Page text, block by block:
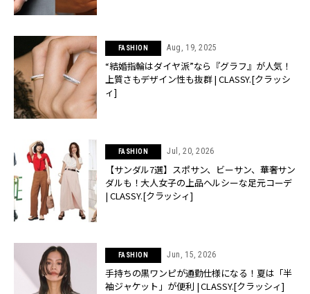
FASHION Aug, 19, 2025
“結婚指輪はダイヤ派”なら『グラフ』が人気！
上質さもデザイン性も抜群 | CLASSY.[クラッシ
ィ]
FASHION Jul, 20, 2026
【サンダル7選】スポサン、ビーサン、華奢サン
ダルも！大人女子の上品ヘルシーな足元コーデ
| CLASSY.[クラッシィ]
FASHION Jun, 15, 2026
手持ちの黒ワンピが通勤仕様になる！夏は「半
袖ジャケット」が便利 | CLASSY.[クラッシィ]